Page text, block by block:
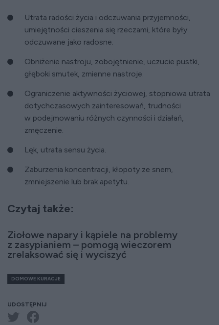
Utrata radości życia i odczuwania przyjemności,
umiejętności cieszenia się rzeczami, które były
odczuwane jako radosne.
Obniżenie nastroju, zobojętnienie, uczucie pustki,
głęboki smutek, zmienne nastroje.
Ograniczenie aktywności życiowej, stopniowa utrata
dotychczasowych zainteresowań, trudności
w podejmowaniu różnych czynności i działań,
zmęczenie.
Lęk, utrata sensu życia.
Zaburzenia koncentracji, kłopoty ze snem,
zmniejszenie lub brak apetytu.
Czytaj także:
Ziołowe napary i kąpiele na problemy
z zasypianiem – pomogą wieczorem
zrelaksować się i wyciszyć
DOMOWE KURACJE
UDOSTĘPNIJ